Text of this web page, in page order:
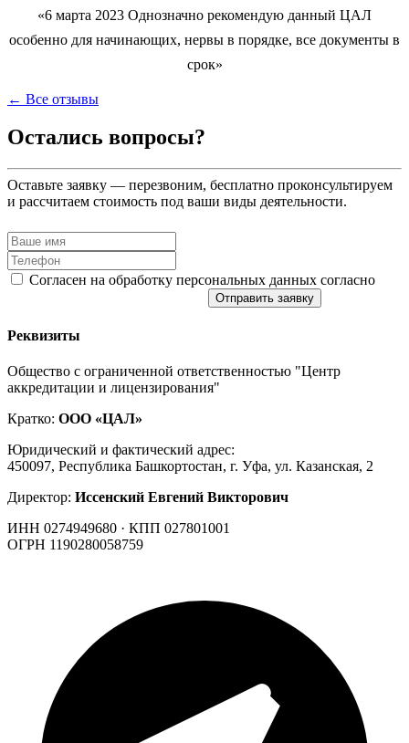
«6 марта 2023 Однозначно рекомендую данный ЦАЛ
особенно для начинающих, нервы в порядке, все документы в
срок»
← Все отзывы
Остались вопросы?
Оставьте заявку — перезвоним, бесплатно проконсультируем
и рассчитаем стоимость под ваши виды деятельности.
Согласен на обработку персональных данных согласно
Отправить заявку
Реквизиты
Общество с ограниченной ответственностью "Центр
аккредитации и лицензирования"
Кратко: ООО «ЦАЛ»
Юридический и фактический адрес:
450097, Республика Башкортостан, г. Уфа, ул. Казанская, 2
Директор: Иссенский Евгений Викторович
ИНН 0274949680 · КПП 027801001
ОГРН 1190280058759